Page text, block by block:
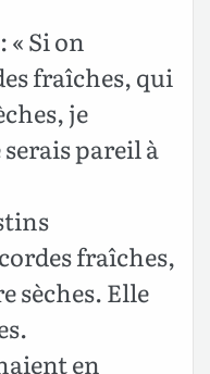
Si on
fraîches, qui
je
pareil à
fraîches,
sèches. Elle
en